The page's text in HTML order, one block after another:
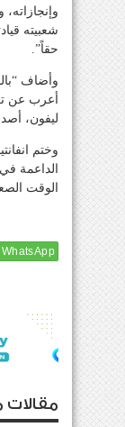
شعبيته
حقاً”.
وأضاف
أعرب عن
ليفون،
وختم
الداعمة
الوقت